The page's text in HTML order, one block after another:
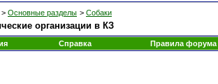
> Основные разделы > Собаки
организации в КЗ
Справка Правила форума